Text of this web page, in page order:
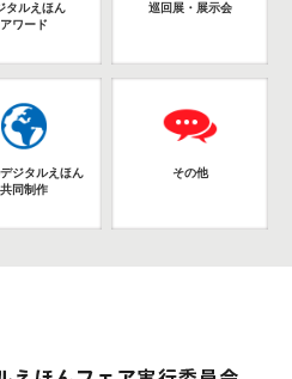
タルえほん
アワード
巡回展・展示会
ジタルえほん
共同制作
その他